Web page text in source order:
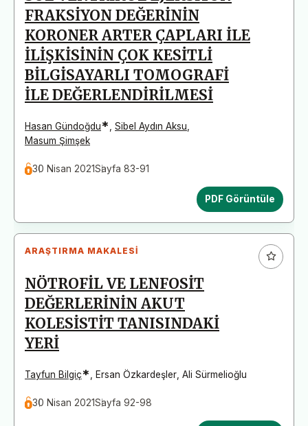
FRAKSİYON DEĞERİNİN
KORONER ARTER ÇAPLARI İLE
İLİŞKİSİNİN ÇOK KESİTLİ
BİLGİSAYARLI TOMOGRAFİ
İLE DEĞERLENDİRİLMESİ
Hasan Gündoğdu* Sibel Aydın Aksu
Masum Şimşek
30 Nisan 2021Sayfa 83-91
PDF Görüntüle
ARAŞTIRMA MAKALESI
NÖTROFİL VE LENFOSİT
DEĞERLERİNİN AKUT
KOLESİSTİT TANISINDAKİ
YERİ
Tayfun Bilgiç* Ersan Özkardeşler Ali Sürmelioğlu
30 Nisan 2021Sayfa 92-98